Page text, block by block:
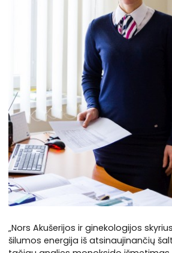
„Nors Akušerijos ir ginekologijos
šilumos energija iš atsinaujinančių